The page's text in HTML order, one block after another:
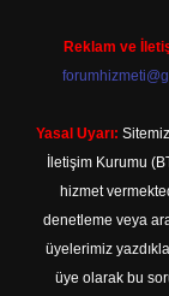
Reklam ve
Yasal Uyarı:
İletişim Kurumu
hizmet
denetleme veya
üyelerimiz
üye olarak bu